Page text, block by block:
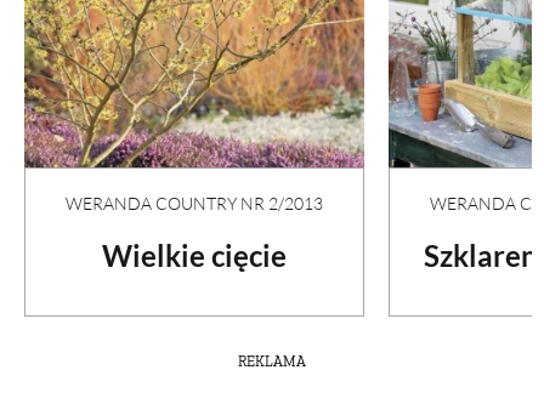
WERANDA COUNTRY NR 2/2013
Wielkie cięcie
WERANDA
REKLAMA